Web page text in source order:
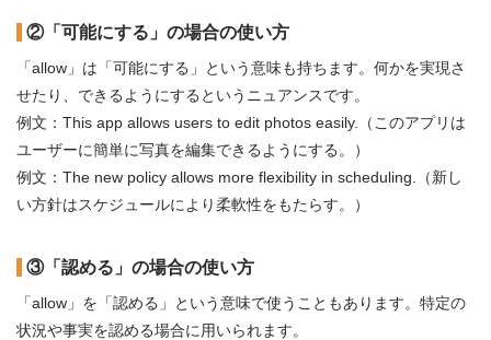
②「可能にする」の場合の使い方
「allow」は「可能にする」という意味も持ちます。何かを実現さ
せたり、できるようにするというニュアンスです。
例文：This app allows users to edit photos easily.（このアプリは
ユーザーに簡単に写真を編集できるようにする。）
例文：The new policy allows more flexibility in scheduling.（新し
い方針はスケジュールにより柔軟性をもたらす。）
③「認める」の場合の使い方
「allow」を「認める」という意味で使うこともあります。特定の
状況や事実を認める場合に用いられます。